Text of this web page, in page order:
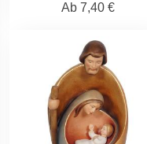
Ab 7,40 €